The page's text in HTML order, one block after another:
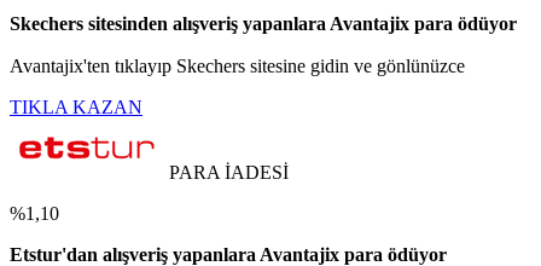
Skechers sitesinden alışveriş yapanlara Avantajix para ödüyor
Avantajix'ten tıklayıp Skechers sitesine gidin ve gönlünüzce
TIKLA KAZAN
PARA İADESİ
%1,10
Etstur'dan alışveriş yapanlara Avantajix para ödüyor